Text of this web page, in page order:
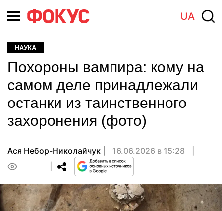
UA
НАУКА
Похороны вампира: кому на
самом деле принадлежали
останки из таинственного
захоронения (фото)
Ася Небор-Николайчук
16.06.2026 в 15:28